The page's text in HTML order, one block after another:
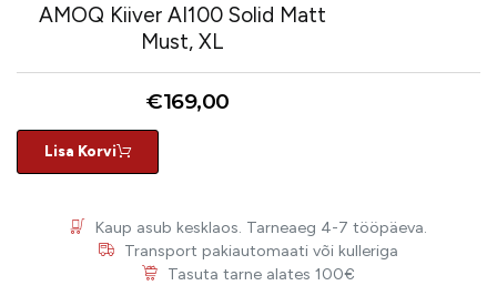
AMOQ Kiiver AI100 Solid Matt
Must, XL
€169,00
Lisa Korvi
Kaup asub kesklaos. Tarneaeg 4-7 tööpäeva.
Transport pakiautomaati või kulleriga
Tasuta tarne alates 100€